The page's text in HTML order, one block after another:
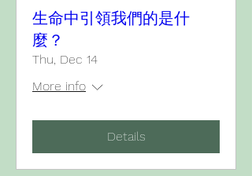
生命中引領我們的是什
麼？
Thu, Dec 14
More info
Details